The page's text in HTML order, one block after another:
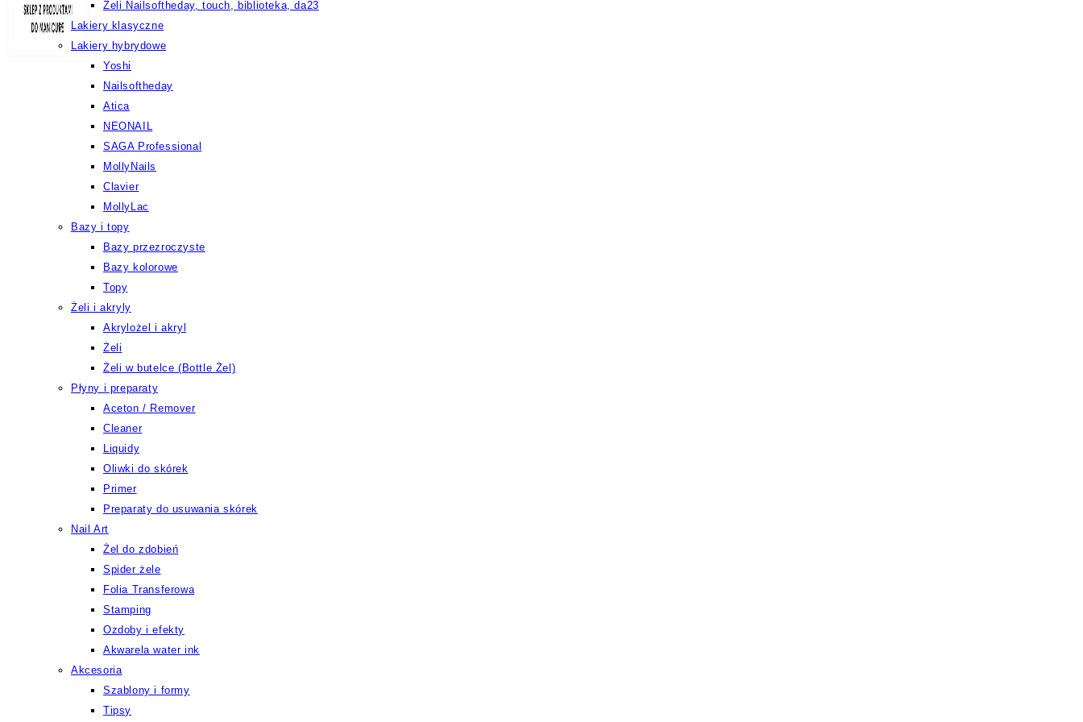
Żeli Nailsoftheday, touch, biblioteka, da23
Lakiery klasyczne
Lakiery hybrydowe
Yoshi
Nailsoftheday
Atica
NEONAIL
SAGA Professional
MollyNails
Clavier
MollyLac
Bazy i topy
Bazy przezroczyste
Bazy kolorowe
Topy
Żeli i akryly
Akrylożel i akryl
Żeli
Żeli w butelce (Bottle Żel)
Płyny i preparaty
Aceton / Remover
Cleaner
Liquidy
Oliwki do skórek
Primer
Preparaty do usuwania skórek
Nail Art
Żel do zdobień
Spider żele
Folia Transferowa
Stamping
Ozdoby i efekty
Akwarela water ink
Akcesoria
Szablony i formy
Tipsy